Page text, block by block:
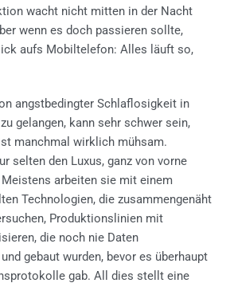
wacht nicht mitten in der Nacht
wenn es doch passieren sollte,
aufs Mobiltelefon: Alles läuft so,
angstbedingter Schlaflosigkeit in
gelangen, kann sehr schwer sein,
manchmal wirklich mühsam.
selten den Luxus, ganz von vorne
arbeiten sie mit einem
Technologien, die zusammengenäht
Produktionslinien mit
die noch nie Daten
gebaut wurden, bevor es überhaupt
gab. All dies stellt eine